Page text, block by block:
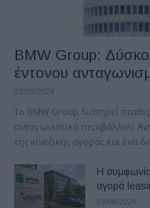
BMW Group:
έντονου
03/08/2026
Το BMW Group διατηρεί
ανταγωνιστικό περιβάλλον:
της κινεζικής αγοράς και ένα
Η
αγορά
03/08/2026